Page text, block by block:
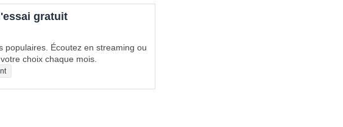
gratuit
populaires. Écoutez en streaming ou
choix chaque mois.